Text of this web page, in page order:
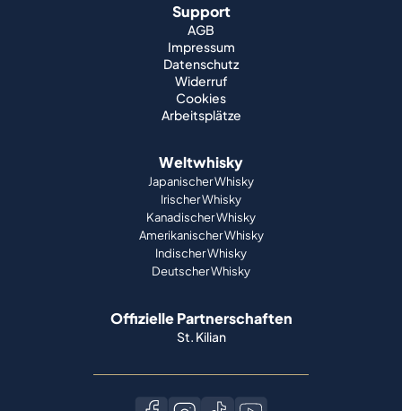
Support
AGB
Impressum
Datenschutz
Widerruf
Cookies
Arbeitsplätze
Weltwhisky
Japanischer Whisky
Irischer Whisky
Kanadischer Whisky
Amerikanischer Whisky
Indischer Whisky
Deutscher Whisky
Offizielle Partnerschaften
St. Kilian